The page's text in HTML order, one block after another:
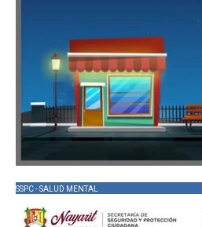
SSPC - SALUD MENTAL